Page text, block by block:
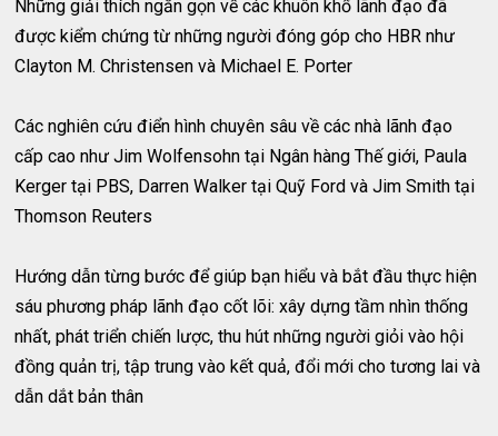
Những giải thích ngắn gọn về các khuôn khổ lãnh đạo đã
được kiểm chứng từ những người đóng góp cho HBR như
Clayton M. Christensen và Michael E. Porter
Các nghiên cứu điển hình chuyên sâu về các nhà lãnh đạo
cấp cao như Jim Wolfensohn tại Ngân hàng Thế giới, Paula
Kerger tại PBS, Darren Walker tại Quỹ Ford và Jim Smith tại
Thomson Reuters
Hướng dẫn từng bước để giúp bạn hiểu và bắt đầu thực hiện
sáu phương pháp lãnh đạo cốt lõi: xây dựng tầm nhìn thống
nhất, phát triển chiến lược, thu hút những người giỏi vào hội
đồng quản trị, tập trung vào kết quả, đổi mới cho tương lai và
dẫn dắt bản thân